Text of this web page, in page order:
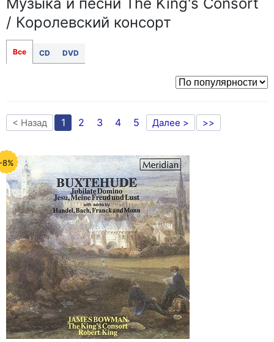
/ Королевский консорт
Все CD DVD
< Назад 1 2 3 4 5 Далее > >>
8%